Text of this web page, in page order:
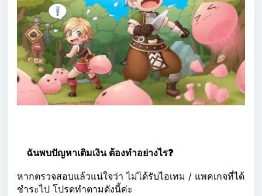
ฉันพบปัญหาเติมเงิน ต้องทำอย่างไร❓
หากตรวจสอบแล้วแน่ใจว่า ไม่ได้รับไอเทม / แพคเกจที่ได้
ชำระไป โปรดทำตามดังนี้ค่ะ